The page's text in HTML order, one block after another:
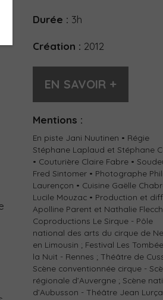
Durée : 3h
Création : 2012
EN SAVOIR +
Mentions :
En piste Jani Nuutinen • Régie
Stéphane Laplaud et Stéphane
• Couturière Claire Fabre •
Fred Sintomer • Photographe
Laurençon • Cuisine Gaëlle
Lucile Mouzac • Production et
Apolline Parent et Nathalie
Coproductions Le Sirque - Pôle
national des arts du cirque de
en Limousin ; Festival Les
la Nuit - Rennes ; Théâtre de
Scène conventionnée cirque -
régionale d’Auvergne ; Scène
d’Aubusson - Théâtre Jean